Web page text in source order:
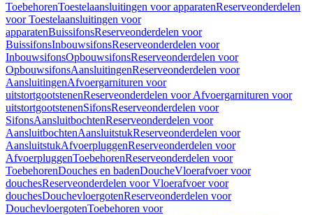
ToebehorenToestelaansluitingen voor apparatenReserveonderdelen
voor Toestelaansluitingen voor
apparatenBuissifonsReserveonderdelen voor
BuissifonsInbouwsifonsReserveonderdelen voor
InbouwsifonsOpbouwsifonsReserveonderdelen voor
OpbouwsifonsAansluitingenReserveonderdelen voor
AansluitingenAfvoergarnituren voor
uitstortgootstenenReserveonderdelen voor Afvoergarnituren voor
uitstortgootstenenSifonsReserveonderdelen voor
SifonsAansluitbochtenReserveonderdelen voor
AansluitbochtenAansluitstukReserveonderdelen voor
AansluitstukAfvoerpluggenReserveonderdelen voor
AfvoerpluggenToebehorenReserveonderdelen voor
ToebehorenDouches en badenDoucheVloerafvoer voor
douchesReserveonderdelen voor Vloerafvoer voor
douchesDouchevloergotenReserveonderdelen voor
DouchevloergotenToebehoren voor